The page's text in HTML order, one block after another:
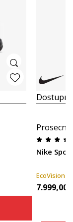
Nike
EcoVision
7.999,00